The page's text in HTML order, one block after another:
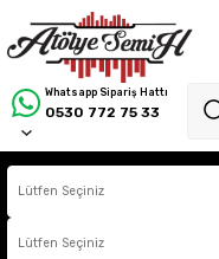
Whatsapp Sipariş Hattı
0530 772 75 33